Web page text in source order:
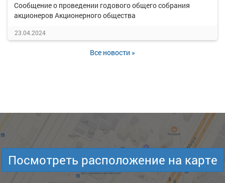
Сообщение о проведении годового общего собрания
акционеров Акционерного общества
23.04.2024
Все новости »
Посмотреть расположение на карте